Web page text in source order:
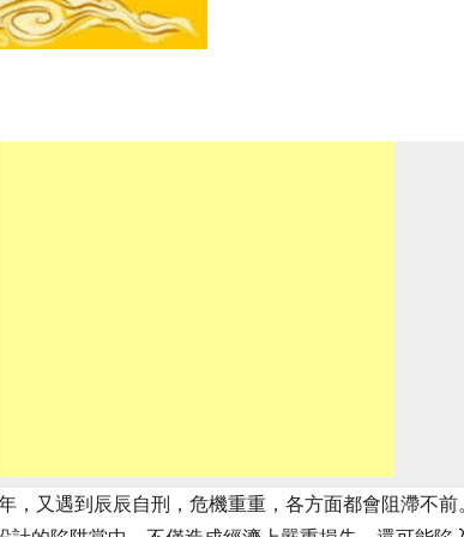
，又遇到辰辰自刑，危機重重，各方面都會阻滯不前